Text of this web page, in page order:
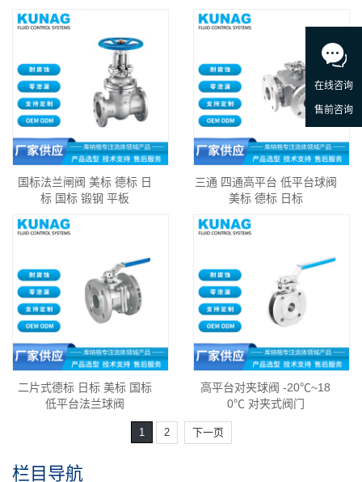
国标法兰闸阀 美标 德标 日
标 国标 锻钢 平板
三通 四通高平台 低平台球阀
美标 德标 日标
二片式德标 日标 美标 国标
低平台法兰球阀
高平台对夹球阀 -20℃~18
0℃ 对夹式阀门
1 2 下一页
栏目导航